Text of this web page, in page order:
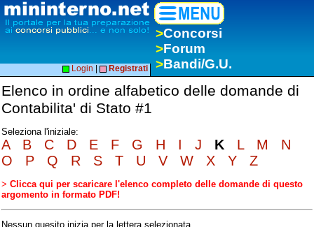
>Concorsi
>Forum
>Bandi/G.U.
Login Registrati
Elenco in ordine alfabetico delle domande di
Contabilita' di Stato #1
Seleziona l'iniziale:
A B C D E F G H I J K L M
N
O
P Q R S T U V W X Y Z
> Clicca qui per scaricare l'elenco completo delle domande di questo
argomento in formato PDF!
Nessun quesito inizia per la lettera selezionata.